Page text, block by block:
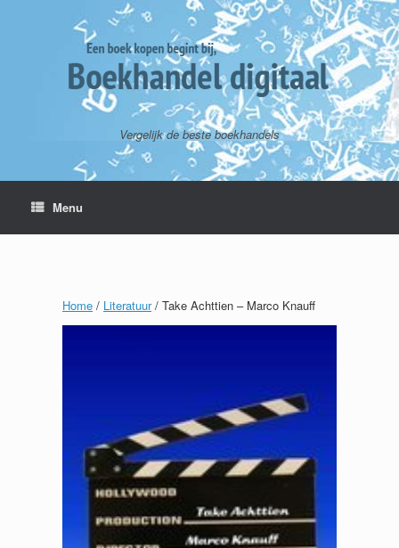
Vergelijk de beste boekhandels
Menu
Home / Literatuur/ Take Achttien – Marco Knauff